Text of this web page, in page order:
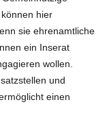
hier
sie ehrenamtliche
ein Inserat
wollen.
und
einen